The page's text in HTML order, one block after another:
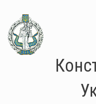
основного
матеріалу